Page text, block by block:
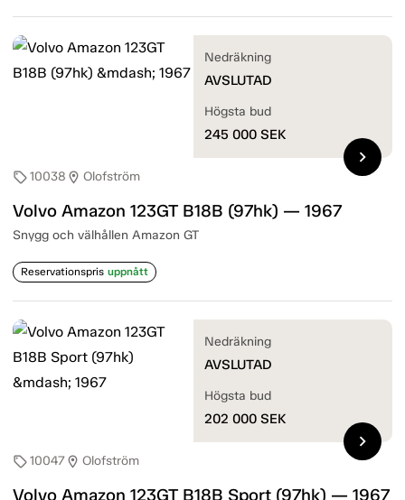
sell10038 location_on Olofström
Volvo Amazon 123GT B18B (97hk) — 1967
Snygg och välhållen Amazon GT
Reservationspris uppnått
Nedräkning
AVSLUTAD
Högsta bud
245 000 SEK
chevron_right
sell10047location_on Olofström
Volvo Amazon 123GT B18B Sport (97hk) — 1967
Nedräkning
AVSLUTAD
Högsta bud
202 000 SEK
chevron_right